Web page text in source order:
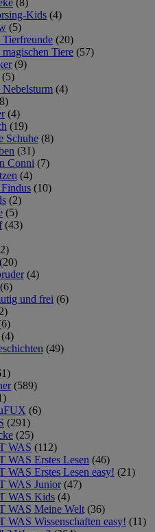
(8)
Kids (4)
(5)
(20)
Tiere (57)
(9)
(5)
Nebelsturm (4)
(4)
(19)
Schuhe (8)
(31)
Conni (7)
(4)
(10)
(2)
(5)
(43)
(20)
(4)
(6)
und frei (6)
(4)
(49)
(589)
(6)
(291)
(25)
WAS (112)
WAS Erstes Lesen (46)
WAS Erstes Lesen easy! (21)
WAS Junior (47)
WAS Kids (4)
WAS Meine Welt (36)
WAS Wissenschaften easy! (11)